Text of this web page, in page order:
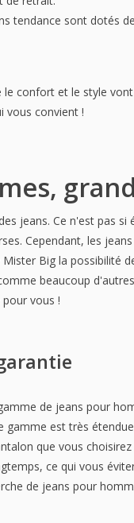
tendance sont dotés
confort et le style
vous convient !
jeans. Ce n'est pas
Cependant, les
Big la possibilité
beaucoup
vous !
de jeans pour
est très
que vous
ce qui vous
de jeans pour